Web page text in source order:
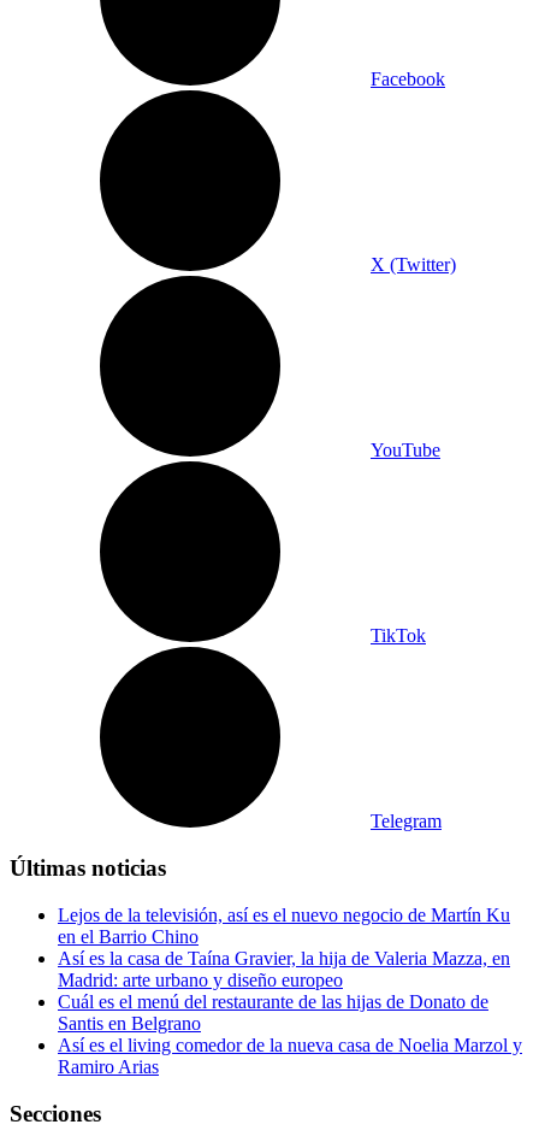
Facebook
X (Twitter)
YouTube
TikTok
Telegram
Últimas noticias
Lejos de la televisión, así es el nuevo negocio de Martín Ku
en el Barrio Chino
Así es la casa de Taína Gravier, la hija de Valeria Mazza, en
Madrid: arte urbano y diseño europeo
Cuál es el menú del restaurante de las hijas de Donato de
Santis en Belgrano
Así es el living comedor de la nueva casa de Noelia Marzol y
Ramiro Arias
Secciones